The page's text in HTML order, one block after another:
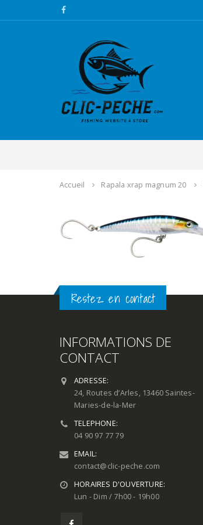
Accueil Rapala xrap magnum 20
Restez en contact
INFORMATIONS DE
CONTACT
ADRESSE:
24, Routes d’Arles, 13460 Saintes-
Maries-de-la-Mer
TELEPHONE:
04 90 97 77 79
EMAIL:
contact@clic-peche.com
HORAIRES D'OUVERTURE:
Lun - Dim / 7h00 - 19h00